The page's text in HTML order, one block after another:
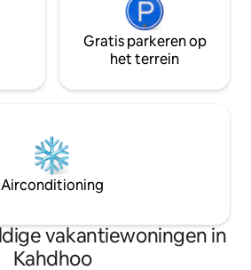
Gratis parkeren op
het terrein
Airconditioning
vakantiewoningen in
Kahdhoo